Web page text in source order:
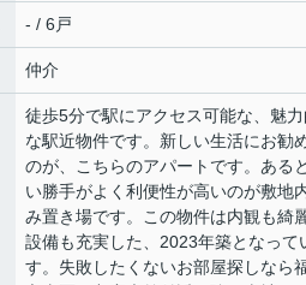
- / 6戸
仲介
徒歩5分で駅にアクセス可能な、魅
な駅近物件です。新しい生活にお勧
のが、こちらのアパートです。ある
い勝手がよく利便性が高いのが敷地
み置き場です。この物件は内観も綺
設備も充実した、2023年築となって
す。失敗したくないお部屋探しなら